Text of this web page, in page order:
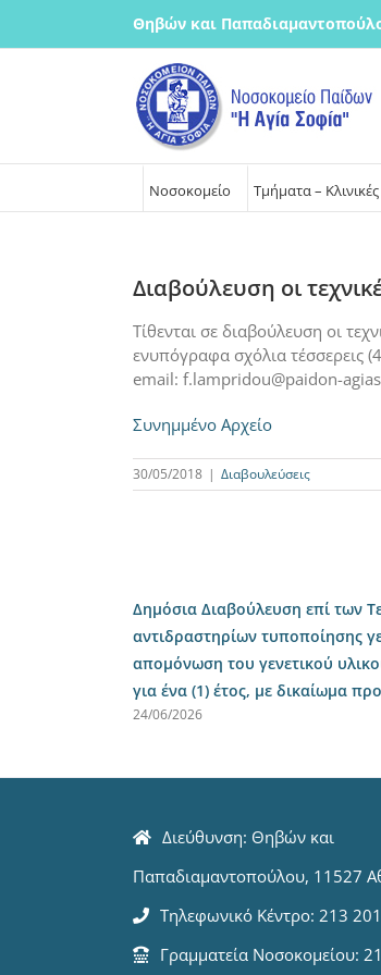
Θηβών και
Νοσοκομείο Τμήματα – Κλινικές
Διαβούλευση οι
Τίθενται σε διαβούλευση οι
ενυπόγραφα σχόλια τέσσερεις
email: f.lampridou@paidon-
Συνημμένο Αρχείο
30/05/2018 | Διαβουλεύσεις
Δημόσια Διαβούλευση επί των
αντιδραστηρίων τυποποίησης
απομόνωση του γενετικού
για ένα (1) έτος, με δικαίωμα
24/06/2026
Διεύθυνση: Θηβών και
Παπαδιαμαντοπούλου, 11527
Τηλεφωνικό Κέντρο: 213
Γραμματεία Νοσοκομείου: